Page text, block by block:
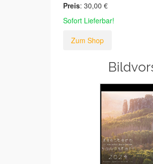
Preis: 30,00 €
Sofort Lieferbar!
Zum Shop